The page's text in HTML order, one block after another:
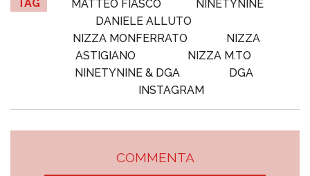
TAG MATTEO FIASCO
NINETYNINE
DANIELE ALLUTO
NIZZA MONFERRATO
NIZZA
ASTIGIANO
NIZZA M.TO
NINETYNINE & DGA
DGA
INSTAGRAM
COMMENTA